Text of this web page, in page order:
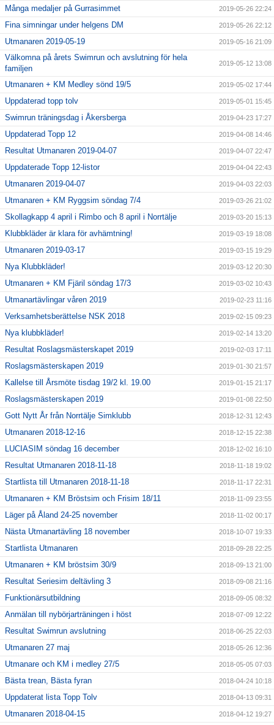
Många medaljer på Gurrasimmet 2019-05-26 22:24
Fina simningar under helgens DM 2019-05-26 22:12
Utmanaren 2019-05-19 2019-05-16 21:09
Välkomna på årets Swimrun och avslutning för hela
familjen
2019-05-12 13:08
Utmanaren + KM Medley sönd 19/5 2019-05-02 17:44
Uppdaterad topp tolv 2019-05-01 15:45
Swimrun träningsdag i Åkersberga 2019-04-23 17:27
Uppdaterad Topp 12 2019-04-08 14:46
Resultat Utmanaren 2019-04-07 2019-04-07 22:47
Uppdaterade Topp 12-listor 2019-04-04 22:43
Utmanaren 2019-04-07 2019-04-03 22:03
Utmanaren + KM Ryggsim söndag 7/4 2019-03-26 21:02
Skollagkapp 4 april i Rimbo och 8 april i Norrtälje 2019-03-20 15:13
Klubbkläder är klara för avhämtning! 2019-03-19 18:08
Utmanaren 2019-03-17 2019-03-15 19:29
Nya Klubbkläder! 2019-03-12 20:30
Utmanaren + KM Fjäril söndag 17/3 2019-03-02 10:43
Utmanartävlingar våren 2019 2019-02-23 11:16
Verksamhetsberättelse NSK 2018 2019-02-15 09:23
Nya klubbkläder! 2019-02-14 13:20
Resultat Roslagsmästerskapet 2019 2019-02-03 17:11
Roslagsmästerskapen 2019 2019-01-30 21:57
Kallelse till Årsmöte tisdag 19/2 kl. 19.00 2019-01-15 21:17
Roslagsmästerskapen 2019 2019-01-08 22:50
Gott Nytt År från Norrtälje Simklubb 2018-12-31 12:43
Utmanaren 2018-12-16 2018-12-15 22:38
LUCIASIM söndag 16 december 2018-12-02 16:10
Resultat Utmanaren 2018-11-18 2018-11-18 19:02
Startlista till Utmanaren 2018-11-18 2018-11-17 22:31
Utmanaren + KM Bröstsim och Frisim 18/11 2018-11-09 23:55
Läger på Åland 24-25 november 2018-11-02 00:17
Nästa Utmanartävling 18 november 2018-10-07 19:33
Startlista Utmanaren 2018-09-28 22:25
Utmanaren + KM bröstsim 30/9 2018-09-13 21:00
Resultat Seriesim deltävling 3 2018-09-08 21:16
Funktionärsutbildning 2018-09-05 08:32
Anmälan till nybörjarträningen i höst 2018-07-09 12:22
Resultat Swimrun avslutning 2018-06-25 22:03
Utmanaren 27 maj 2018-05-26 12:36
Utmanare och KM i medley 27/5 2018-05-05 07:03
Bästa trean, Bästa fyran 2018-04-24 10:18
Uppdaterat lista Topp Tolv 2018-04-13 09:31
Utmanaren 2018-04-15 2018-04-12 19:27